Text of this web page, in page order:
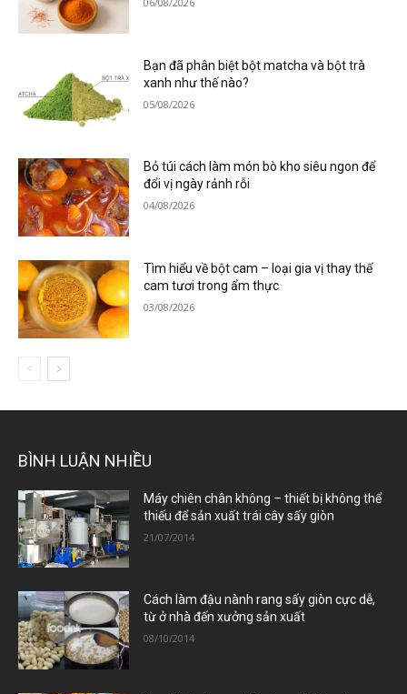
Bạn đã phân biệt bột matcha và bột trà
xanh như thế nào?
05/08/2026
Bỏ túi cách làm món bò kho siêu ngon để
đổi vị ngày rảnh rỗi
04/08/2026
Tìm hiểu về bột cam – loại gia vị thay thế
cam tươi trong ẩm thực
03/08/2026
BÌNH LUẬN NHIỀU
Máy chiên chân không – thiết bị không thể
thiếu để sản xuất trái cây sấy giòn
21/07/2014
Cách làm đậu nành rang sấy giòn cực dễ,
từ ở nhà đến xưởng sản xuất
08/10/2014